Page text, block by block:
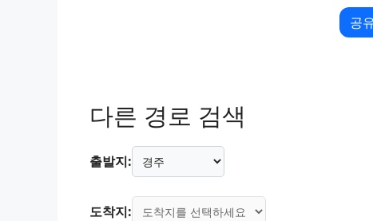
공
다른 경로 검색
출발지:
도착지: